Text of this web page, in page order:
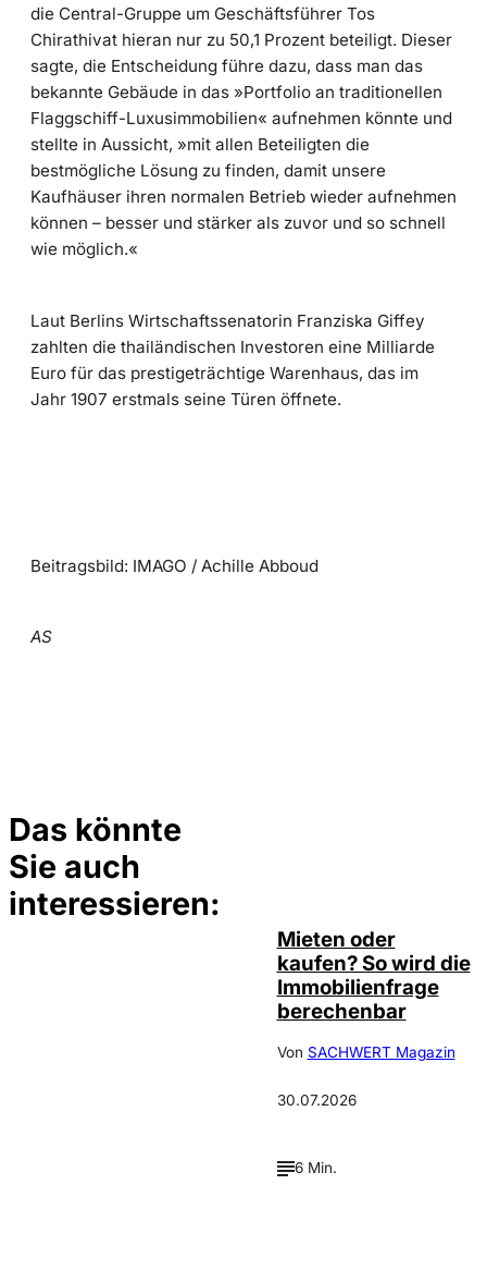
die Central-Gruppe um Geschäftsführer Tos
Chirathivat hieran nur zu 50,1 Prozent beteiligt. Dieser
sagte, die Entscheidung führe dazu, dass man das
bekannte Gebäude in das »Portfolio an traditionellen
Flaggschiff-Luxusimmobilien« aufnehmen könnte und
stellte in Aussicht, »mit allen Beteiligten die
bestmögliche Lösung zu finden, damit unsere
Kaufhäuser ihren normalen Betrieb wieder aufnehmen
können – besser und stärker als zuvor und so schnell
wie möglich.«
Laut Berlins Wirtschaftssenatorin Franziska Giffey
zahlten die thailändischen Investoren eine Milliarde
Euro für das prestigeträchtige Warenhaus, das im
Jahr 1907 erstmals seine Türen öffnete.
Beitragsbild: IMAGO / Achille Abboud
AS
Das könnte
Sie auch
interessieren:
Mieten oder
kaufen? So wird die
Immobilienfrage
berechenbar
Von SACHWERT Magazin
30.07.2026
6 Min.